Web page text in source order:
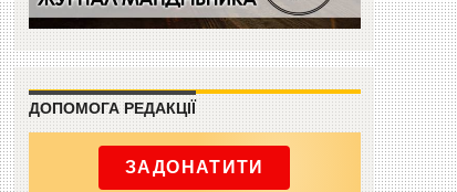
ДОПОМОГА РЕДАКЦІЇ
ЗАДОНАТИТИ